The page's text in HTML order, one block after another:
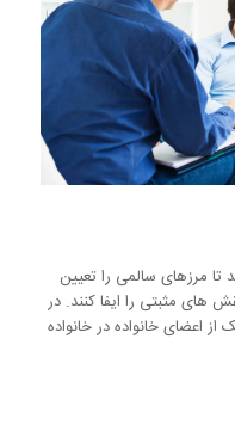
مرزهای سالمی را تعیین
های مثبتی را ایفا کنند. در
اعضای خانواده در خانواده